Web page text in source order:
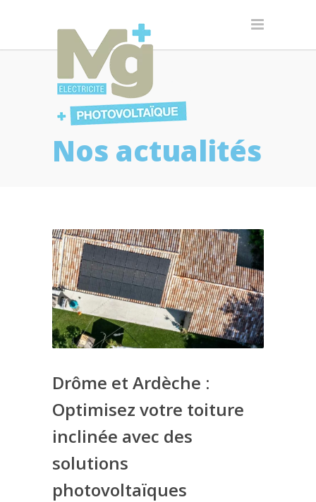
Nos actualités
Drôme et Ardèche :
Optimisez votre toiture
inclinée avec des
solutions
photovoltaïques